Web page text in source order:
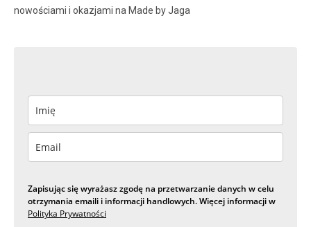
nowościami i okazjami na Made by Jaga
Zapisując się wyrażasz zgodę na przetwarzanie danych w celu
otrzymania emaili i informacji handlowych. Więcej informacji w
Polityka Prywatności